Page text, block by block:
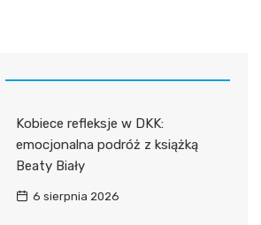
Kobiece refleksje w DKK:
emocjonalna podróż z książką
Beaty Biały
6 sierpnia 2026